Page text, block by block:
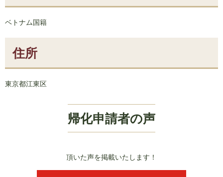
ベトナム国籍
住所
東京都江東区
帰化申請者の声
頂いた声を掲載いたします！